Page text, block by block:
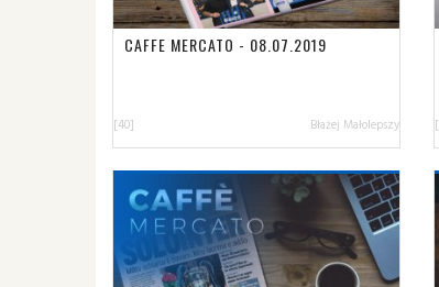
CAFFE MERCATO - 08.07.2019
[40] Błażej Małolepszy